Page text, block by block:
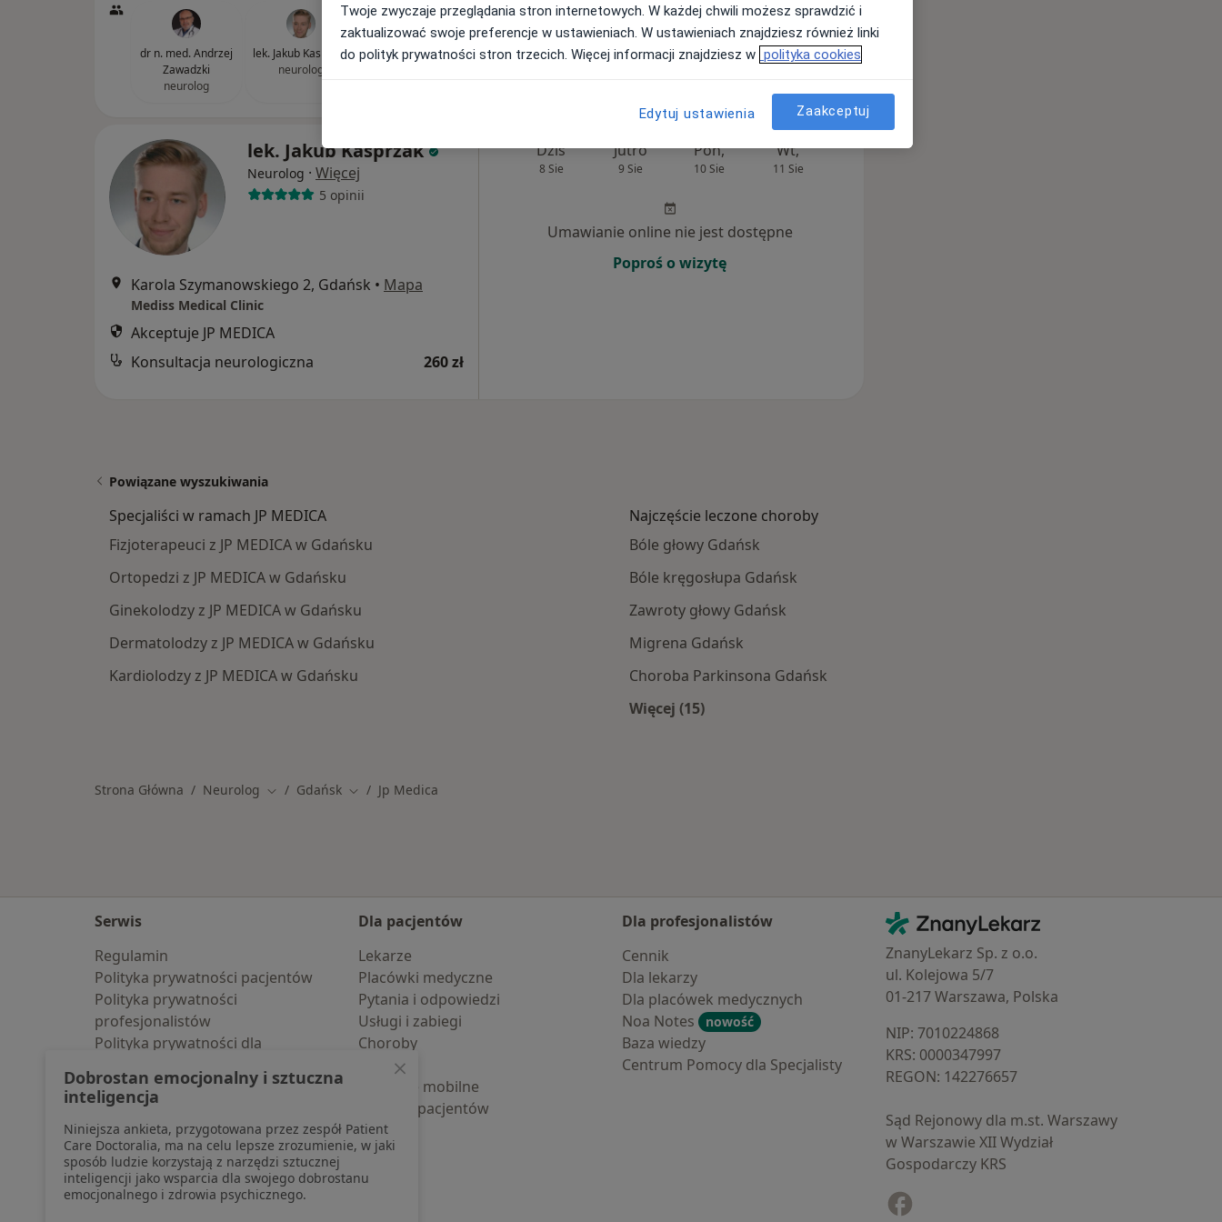
dr n. med. Andrzej
Zawadzki
neurolog
lek. Jakub Kasprzak
neurolog
lek. Jakub Kasprzak
Neurolog · Więcej
5 opinii
Karola Szymanowskiego 2, Gdańsk • Mapa
Mediss Medical Clinic
Akceptuje JP MEDICA
Konsultacja neurologiczna
260 zł
Dziś
8 Sie
Jutro
9 Sie
Pon,
10 Sie
Wt,
11 Sie
Śr,
Umawianie online nie jest dostępne
Poproś o wizytę
Powiązane wyszukiwania
Specjaliści w ramach JP MEDICA
Fizjoterapeuci z JP MEDICA w Gdańsku
Ortopedzi z JP MEDICA w Gdańsku
Ginekolodzy z JP MEDICA w Gdańsku
Dermatolodzy z JP MEDICA w Gdańsku
Kardiolodzy z JP MEDICA w Gdańsku
Najczęście leczone choroby
Bóle głowy Gdańsk
Bóle kręgosłupa Gdańsk
Zawroty głowy Gdańsk
Migrena Gdańsk
Choroba Parkinsona Gdańsk
Więcej (15)
Strona Główna Neurolog Zmień miasto
Gdańsk Zmień miasto
Jp Medica
Serwis
Regulamin
Polityka prywatności pacjentów
Polityka prywatności
profesjonalistów
Polityka prywatności dla
pozyskaliśmy samodzielnie
Polityka cookies
Jak działają wyniki wyszukiwania
Dostępność
O nas
Praca Rekrutujemy!
Dla pacjentów
Lekarze
Placówki medyczne
Pytania i odpowiedzi
Usługi i zabiegi
Choroby
Pomoc
Aplikacje mobilne
Blog dla pacjentów
Dla profesjonalistów
Cennik
Dla lekarzy
Dla placówek medycznych
Noa Notes
nowość
Baza wiedzy
Centrum Pomocy dla Specjalisty
Kontakt
ZnanyLekarz - Strona główna
ZnanyLekarz Sp. z o.o.
ul. Kolejowa 5/7
01-217 Warszawa, Polska
NIP: ⁠7010224868
KRS: ⁠0000347997
REGON: ⁠142276657
Sąd Rejonowy dla m.st. Warszawy
w Warszawie XII Wydział
Gospodarczy KRS
Twoje zwyczaje przeglądania stron internetowych. W każdej chwili możesz sprawdzić i
zaktualizować swoje preferencje w ustawieniach. W ustawieniach znajdziesz również linki
do polityk prywatności stron trzecich. Więcej informacji znajdziesz w polityka cookies
Edytuj ustawienia Zaakceptuj
Dobrostan emocjonalny i sztuczna
inteligencja
Niniejsza ankieta, przygotowana przez zespół Patient
Care Doctoralia, ma na celu lepsze zrozumienie, w jaki
sposób ludzie korzystają z narzędzi sztucznej
inteligencji jako wsparcia dla swojego dobrostanu
emocjonalnego i zdrowia psychicznego.